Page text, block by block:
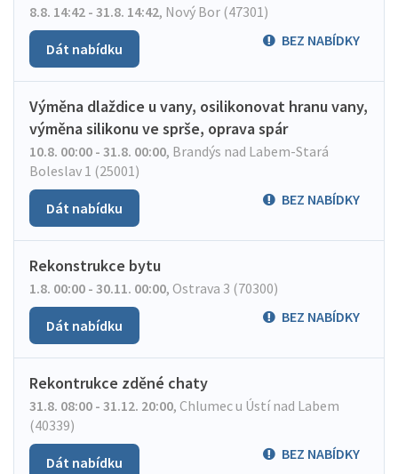
8.8. 14:42 - 31.8. 14:42, Nový Bor (47301)
BEZ NABÍDKY
Dát nabídku
Výměna dlaždice u vany, osilikonovat hranu vany,
výměna silikonu ve sprše, oprava spár
10.8. 00:00 - 31.8. 00:00, Brandýs nad Labem-Stará
Boleslav 1 (25001)
BEZ NABÍDKY
Dát nabídku
Rekonstrukce bytu
1.8. 00:00 - 30.11. 00:00, Ostrava 3 (70300)
BEZ NABÍDKY
Dát nabídku
Rekontrukce zděné chaty
31.8. 08:00 - 31.12. 20:00, Chlumec u Ústí nad Labem
(40339)
BEZ NABÍDKY
Dát nabídku